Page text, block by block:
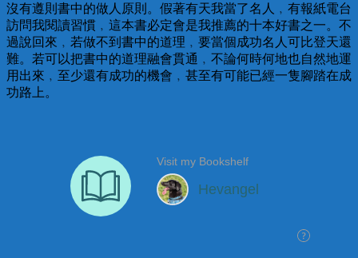
沒有遵則書中的做人原則。假著有天我當了名人﹐有報紙電台
訪問我閱讀習慣﹐這本書必定會是我推薦的十本好書之一。不
過說回來﹐若做不到書中的道理﹐要當個成功名人可比登天還
難。若可以把書中的道理融會貫通﹐不論何時何地也自然地運
用出來﹐至少還有成功的機會﹐甚至有可能已經一隻腳踏在成
功路上。